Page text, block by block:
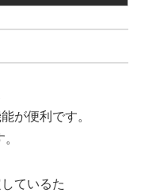
が便利です。
ているた